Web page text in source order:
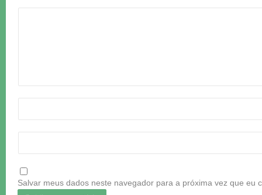
Salvar meus dados neste navegador para a próxima vez que eu